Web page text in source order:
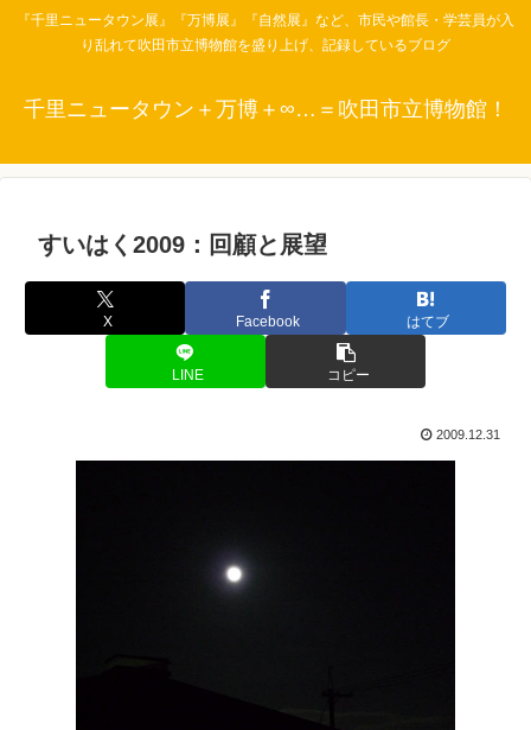
『千里ニュータウン展』『万博展』『自然展』など、市民や館長・学芸員が入
り乱れて吹田市立博物館を盛り上げ、記録しているブログ
千里ニュータウン＋万博＋∞…＝吹田市立博物館！
すいはく2009：回顧と展望
X Facebook はてブ
LINE コピー
2009.12.31